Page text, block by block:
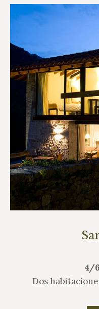
4/
Dos